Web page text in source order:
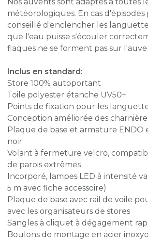
météorologiques. En cas d'épisodes
conseillé d'enclencher les
que l'eau puisse s'écouler
flaques ne se forment pas sur
Inclus en standard:
Store 100% autoportant
Toile polyester étanche UV50+
Points de fixation pour les
Conception améliorée des
Plaque de base et armature ENDO
noir
Volant à fermeture velcro,
de parois extrêmes
Incorporé, lampes LED à intensité
5 m avec fiche accessoire)
Plaque de base avec rail de voile
avec les organisateurs de stores
Sangles à cliquet à dégagement
Boulons de montage en acier